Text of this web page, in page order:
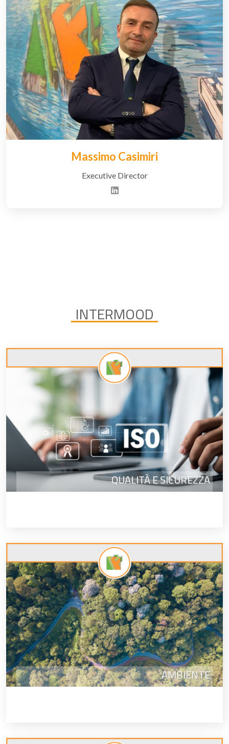
Massimo Casimiri
Executive Director
INTERMOOD
QUALITÀ E SICUREZZA
AMBIENTE